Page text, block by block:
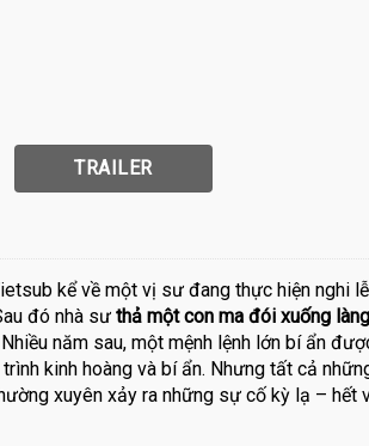
TRAILER
kể về một vị sư đang thực hiện nghi
đó nhà sư thả một con ma đói xuống làng
năm sau, một mệnh lệnh lớn bí ẩn
kinh hoàng và bí ẩn. Nhưng tất cả
xuyên xảy ra những sự cố kỳ lạ – hết